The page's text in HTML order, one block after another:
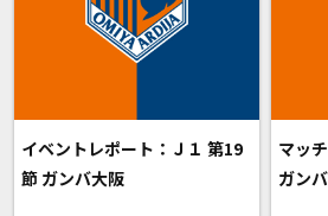
イベントレポート：Ｊ１ 第19
節 ガンバ大阪
マッ
ガン